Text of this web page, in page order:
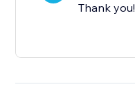
Thank you!